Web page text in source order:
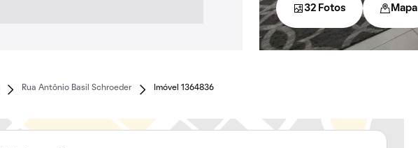
32 Fotos Mapa
Rua Antônio Basil Schroeder Imóvel 1364836